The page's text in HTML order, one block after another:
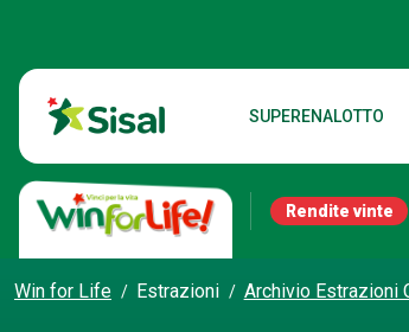
SUPERENALOTTO
Rendite vinte
Win for Life Estrazioni Archivio Estrazioni